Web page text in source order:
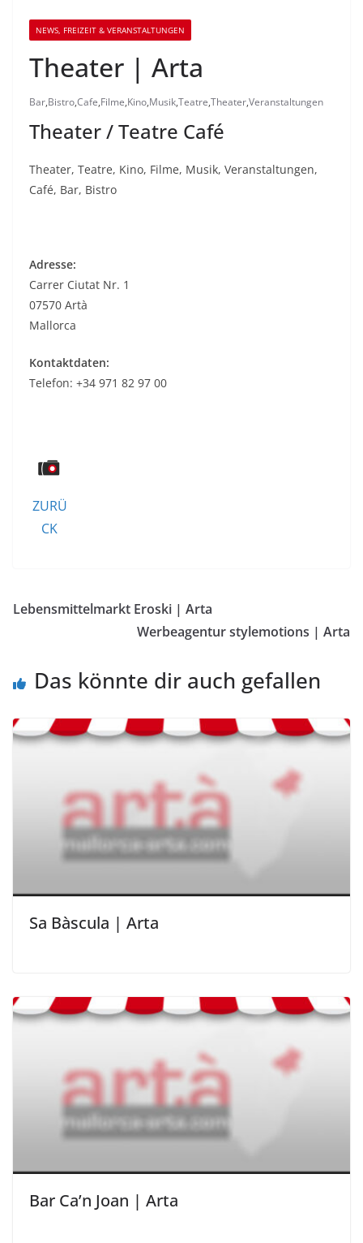
NEWS, FREIZEIT & VERANSTALTUNGEN
Theater | Arta
Bar,Bistro,Cafe,Filme,Kino,Musik,Teatre,Theater,Veranstaltungen
Theater / Teatre Café
Theater, Teatre, Kino, Filme, Musik, Veranstaltungen,
Café, Bar, Bistro
Adresse:
Carrer Ciutat Nr. 1
07570 Artà
Mallorca
Kontaktdaten:
Telefon: +34 971 82 97 00
ZURÜ
CK
Lebensmittelmarkt Eroski | Arta
Werbeagentur stylemotions | Arta
Das könnte dir auch gefallen
Sa Bàscula | Arta
Bar Ca’n Joan | Arta